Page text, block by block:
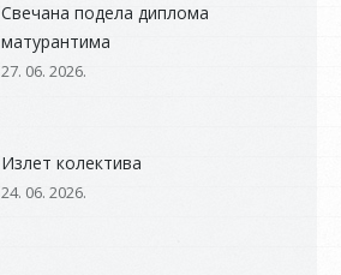
Свечана подела диплома
матурантима
27. 06. 2026.
Излет колектива
24. 06. 2026.